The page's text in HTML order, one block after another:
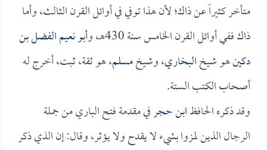
متأخر كثيراً عن ذاك؛ لأن هذا توفي في أوائل القرن الثالث، وأما
ذاك ففي أوائل القرن الخامس سنة 430هـ، و
أبو نعيم الفضل بن
دكينهو شيخالبخاري، وشيخمسلم، هو ثقة، ثبت، أخرج له
أصحاب الكتب الستة.
وقد ذكره الحافظابن حجرفي مقدمة فتح الباري من جملة
الرجال الذين لمزوا بشيء لا يقدح ولا يؤثر، وقال: إن الذي ذكر